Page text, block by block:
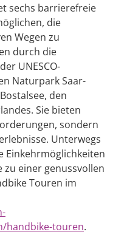
sechs barrierefreie
die
Wegen zu
durch die
UNESCO-
Naturpark Saar-
den
Sie bieten
sondern
Unterwegs
Einkehrmöglichkeiten
zu einer genussvollen
Touren im
handbike-touren.